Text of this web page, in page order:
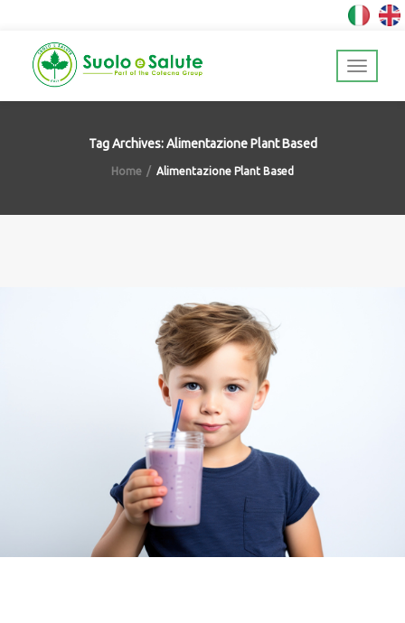
Tag Archives: Alimentazione Plant Based
Home Alimentazione Plant Based